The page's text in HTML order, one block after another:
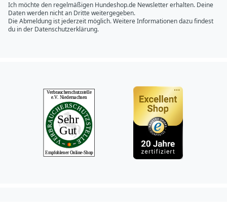
Ich möchte den regelmäßigen Hundeshop.de Newsletter erhalten. Deine
Daten werden nicht an Dritte weitergegeben.
Die Abmeldung ist jederzeit möglich. Weitere Informationen dazu findest
du in der Datenschutzerklärung.